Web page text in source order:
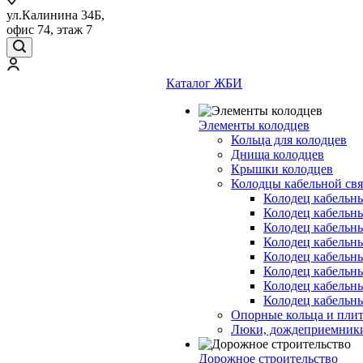
ул.Калинина 34Б,
офис 74, этаж 7
Каталог ЖБИ
Элементы колодцев
Кольца для колодцев
Днища колодцев
Крышки колодцев
Колодцы кабельной
Колодец
Колодец
Колодец
Колодец
Колодец
Колодец
Колодец
Колодец
Опорные кольца и
Люки,
Дорожное строительство